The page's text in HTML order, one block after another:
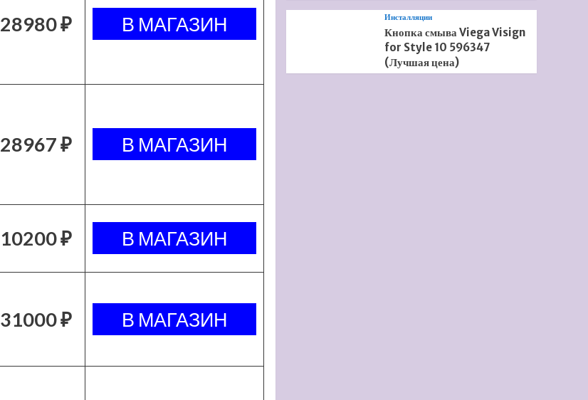
28980 ₽
28967 ₽
10200 ₽
31000 ₽
Инсталляции
Кнопка смыва Viega Visign
for Style 10 596347
(Лучшая цена)